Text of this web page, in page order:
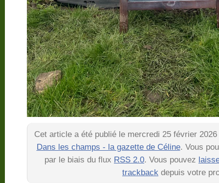
Cet article a été publié le mercredi 25 février
Dans les champs - la gazette de Céline. Vous
par le biais du flux RSS 2.0. Vous pouvez
trackback depuis votre